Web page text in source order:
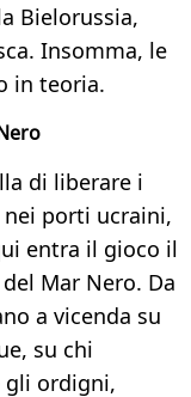
Bielorussia,
Insomma, le
in teoria.
di liberare i
porti ucraini,
entra il gioco il
Mar Nero. Da
a vicenda su
su chi
gli ordigni,